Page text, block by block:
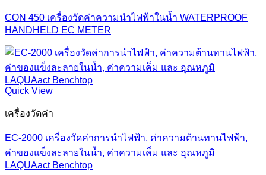
CON 450 เครื่องวัดค่าความนำไฟฟ้าในน้ำ WATERPROOF
HANDHELD EC METER
Quick View
เครื่องวัดค่า
EC-2000 เครื่องวัดค่าการนำไฟฟ้า, ค่าความต้านทานไฟฟ้า,
ค่าของแข็งละลายในน้ำ, ค่าความเค็ม และ อุณหภูมิ
LAQUAact Benchtop